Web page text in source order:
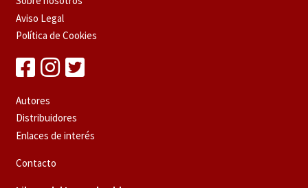
Aviso Legal
Política de Cookies
Autores
Distribuidores
Enlaces de interés
Contacto